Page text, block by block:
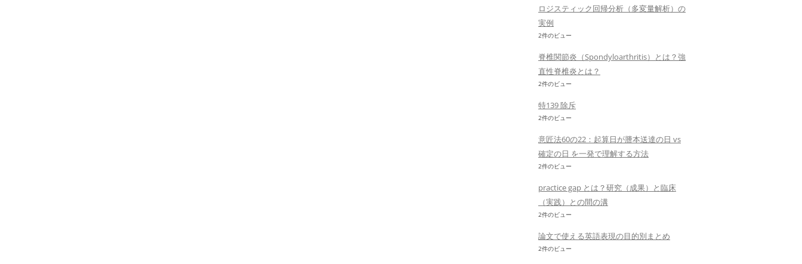
ロジスティック回帰分析（多変量解析）の
実例
2件のビュー
脊椎関節炎（Spondyloarthritis）とは？強
直性脊椎炎とは？
2件のビュー
特139 除斥
2件のビュー
意匠法60の22：起算日が謄本送達の日 vs
確定の日 を一発で理解する方法
2件のビュー
practice gap とは？研究（成果）と臨床
（実践）との間の溝
2件のビュー
論文で使える英語表現の目的別まとめ
2件のビュー